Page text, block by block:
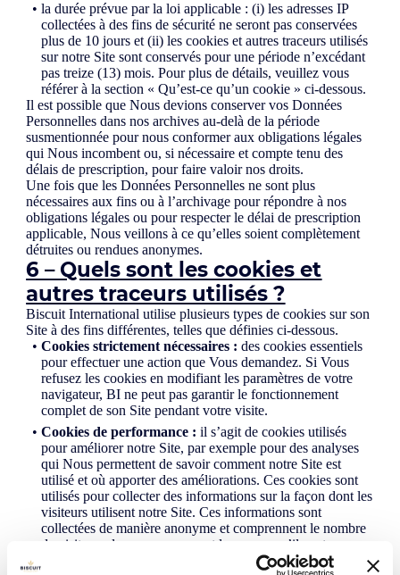
la durée prévue par la loi applicable : (i) les adresses IP
collectées à des fins de sécurité ne seront pas conservées
plus de 10 jours et (ii) les cookies et autres traceurs utilisés
sur notre Site sont conservés pour une période n’excédant
pas treize (13) mois. Pour plus de détails, veuillez vous
référer à la section « Qu’est-ce qu’un cookie » ci-dessous.
Il est possible que Nous devions conserver vos Données
Personnelles dans nos archives au-delà de la période
susmentionnée pour nous conformer aux obligations légales
qui Nous incombent ou, si nécessaire et compte tenu des
délais de prescription, pour faire valoir nos droits.
Une fois que les Données Personnelles ne sont plus
nécessaires aux fins ou à l’archivage pour répondre à nos
obligations légales ou pour respecter le délai de prescription
applicable, Nous veillons à ce qu’elles soient complètement
détruites ou rendues anonymes.
6 – Quels sont les cookies et
autres traceurs utilisés ?
Biscuit International utilise plusieurs types de cookies sur son
Site à des fins différentes, telles que définies ci-dessous.
Cookies strictement nécessaires : des cookies essentiels
pour effectuer une action que Vous demandez. Si Vous
refusez les cookies en modifiant les paramètres de votre
navigateur, BI ne peut pas garantir le fonctionnement
complet de son Site pendant votre visite.
Cookies de performance : il s’agit de cookies utilisés
pour améliorer notre Site, par exemple pour des analyses
qui Nous permettent de savoir comment notre Site est
utilisé et où apporter des améliorations. Ces cookies sont
utilisés pour collecter des informations sur la façon dont les
visiteurs utilisent notre Site. Ces informations sont
collectées de manière anonyme et comprennent le nombre
de visiteurs, leur provenance et les pages qu’ils ont